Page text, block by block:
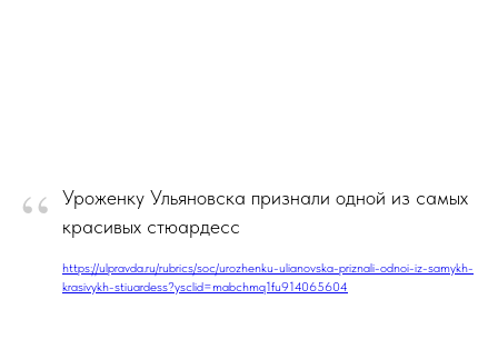
“
Уроженку Ульяновска признали одной из самых
красивых стюардесс
https://ulpravda.ru/rubrics/soc/urozhenku-ulianovska-priznali-odnoi-iz-samykh-
krasivykh-stiuardess?ysclid=mabchmq1fu914065604